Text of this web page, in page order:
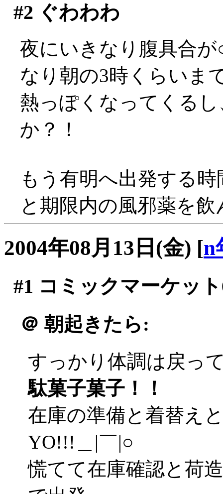
#2 ぐわわわ
夜にいきなり腹具合
なり朝の3時くらいま
熱っぽくなってくる
か？！
もう有明へ出発する
と期限内の風邪薬を
2004年08月13日(金) [n
#1 コミックマーケッ
＠ 朝起きたら:
すっかり体調は戻っ
駄菓子菓子！！
在庫の準備と着替え
YO!!!＿|￣|○
慌てて在庫確認と荷